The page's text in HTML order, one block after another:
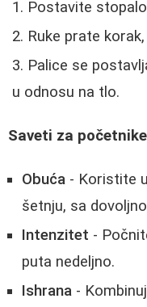
Postavite
Ruke prate
Palice se
u odnosu na tlo.
Saveti za početnike
Obuća - Koristite
šetnju, sa
Intenzitet -
puta nedeljno.
Ishrana -